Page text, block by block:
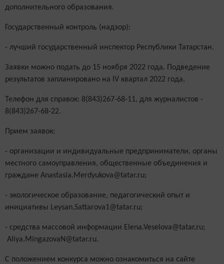
дополнительного образования.
Государственный контроль (надзор):
- лучший государственный инспектор Республики Татарстан.
Заявки можно подать до 15 ноября 2022 года. Подведение
результатов запланировано на IV квартал 2022 года.
Телефон для справок: 8(843)267-68-11, для журналистов -
8(843)267-68-22.
Прием заявок:
- организации и индивидуальные предприниматели, органы
местного самоуправления, общественные объединения и
граждане Anastasia.Merdyukova@tatar.ru;
- экологическое образование, педагогический опыт и
инициативы Leysan.Sattarova1@tatar.ru;
- средства массовой информации Elena.Veselova@tatar.ru;
Aliya.MingazovaN@tatar.ru.
С положением конкурса можно ознакомиться на сайте